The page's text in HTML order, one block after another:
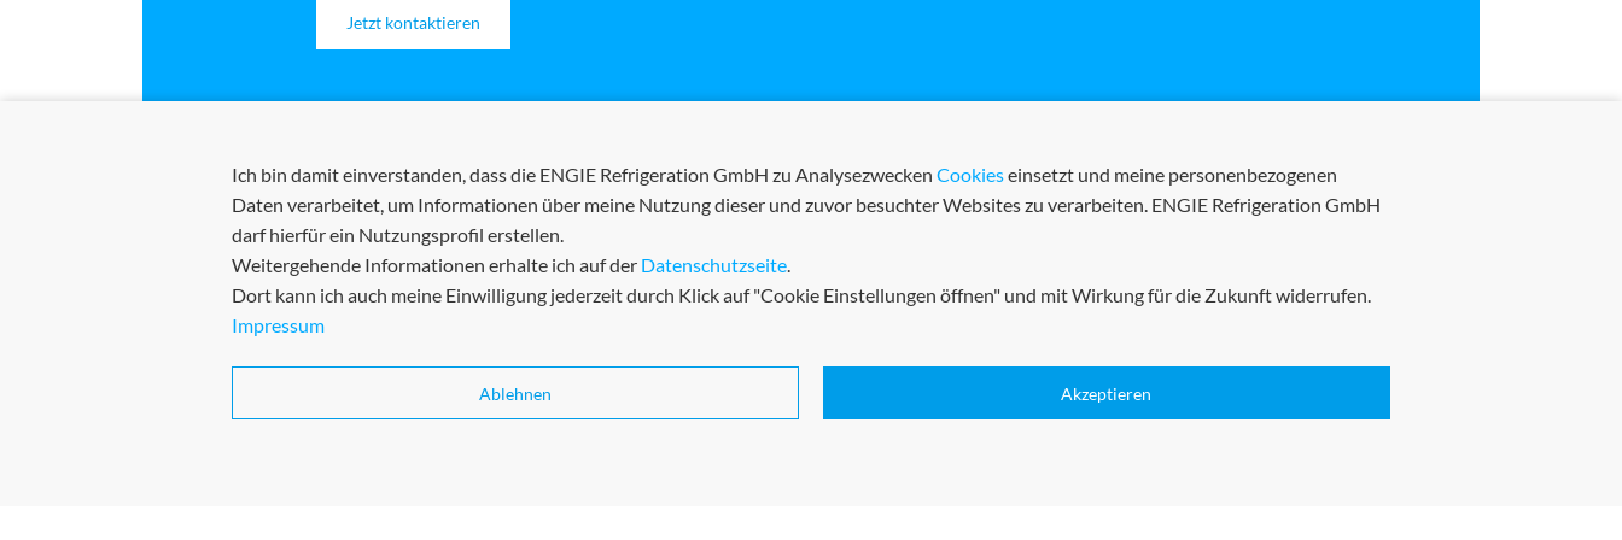
Jetzt kontaktieren
Ich bin damit einverstanden, dass die ENGIE Refrigeration GmbH zu Analysezwecken Cookieseinsetzt und meine personenbezogenen
Daten verarbeitet, um Informationen über meine Nutzung dieser und zuvor besuchter Websites zu verarbeiten. ENGIE Refrigeration GmbH
darf hierfür ein Nutzungsprofil erstellen.
Weitergehende Informationen erhalte ich auf der Datenschutzseite.
Dort kann ich auch meine Einwilligung jederzeit durch Klick auf "Cookie Einstellungen öffnen" und mit Wirkung für die Zukunft widerrufen.
Impressum
Ablehnen Akzeptieren